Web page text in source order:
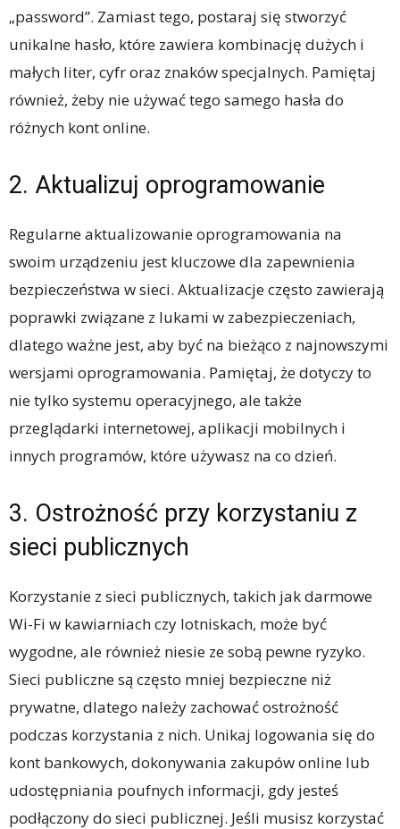
„password”. Zamiast tego, postaraj się stworzyć
unikalne hasło, które zawiera kombinację dużych i
małych liter, cyfr oraz znaków specjalnych. Pamiętaj
również, żeby nie używać tego samego hasła do
różnych kont online.
2. Aktualizuj oprogramowanie
Regularne aktualizowanie oprogramowania na
swoim urządzeniu jest kluczowe dla zapewnienia
bezpieczeństwa w sieci. Aktualizacje często zawierają
poprawki związane z lukami w zabezpieczeniach,
dlatego ważne jest, aby być na bieżąco z najnowszymi
wersjami oprogramowania. Pamiętaj, że dotyczy to
nie tylko systemu operacyjnego, ale także
przeglądarki internetowej, aplikacji mobilnych i
innych programów, które używasz na co dzień.
3. Ostrożność przy korzystaniu z
sieci publicznych
Korzystanie z sieci publicznych, takich jak darmowe
Wi-Fi w kawiarniach czy lotniskach, może być
wygodne, ale również niesie ze sobą pewne ryzyko.
Sieci publiczne są często mniej bezpieczne niż
prywatne, dlatego należy zachować ostrożność
podczas korzystania z nich. Unikaj logowania się do
kont bankowych, dokonywania zakupów online lub
udostępniania poufnych informacji, gdy jesteś
podłączony do sieci publicznej. Jeśli musisz korzystać